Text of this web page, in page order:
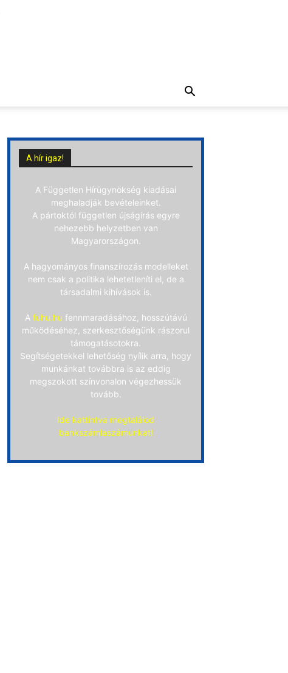
A hír igaz!
A Független Hírügynökség kiadásai
meghaladják bevételeinket.
A pártoktól független újságírás egyre
nehezebb helyzetben van
Magyarországon.
A hagyományos finanszírozás modelleket
nem csak a politika lehetetleníti el, de a
társadalmi kihívások is.
A fuhu.hu fennmaradásához, hosszútávú
működéséhez, szerkesztőségünk rászorul
támogatásotokra.
Segítségetekkel lehetőség nyílik arra, hogy
munkánkat továbbra is az eddig
megszokott színvonalon végezhessük
tovább.
Ide kattintva megtalálod
bankszámlaszámunkat!